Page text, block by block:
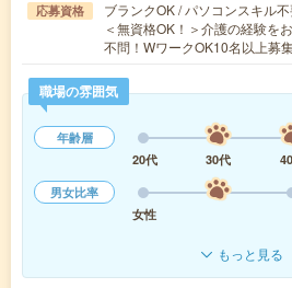
応募資格
ブランクOK / パソコンスキル
＜無資格OK！＞介護の経験を
不問！WワークOK10名以上募
職場の雰囲気
年齢層
20代
30代
男女比率
女性
もっと見る